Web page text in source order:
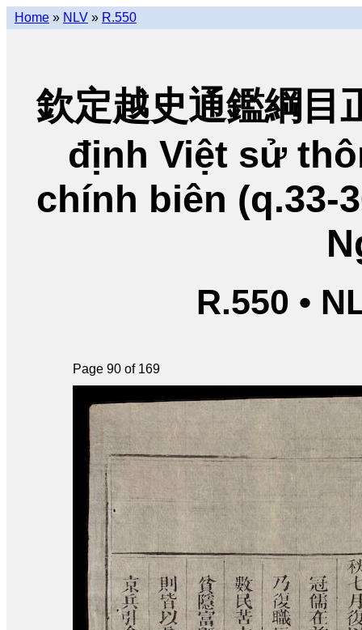
Home » NLV » R.550
欽定越史通鑑綱目
định Việt sử
chính biên (q.33-
R.550 •
Page 90 of 169